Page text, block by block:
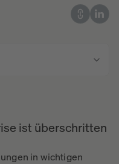
ist überschritten
in wichtigen